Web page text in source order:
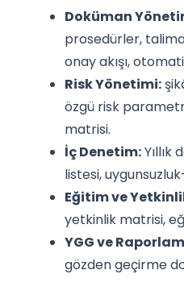
Doküman
prosedürler,
onay akışı,
Risk Yönetimi:
özgü risk
matrisi.
İç Denetim:
listesi,
Eğitim ve
yetkinlik matrisi,
YGG ve
gözden geçirme